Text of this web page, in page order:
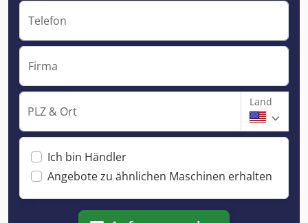
Telefon
Firma
PLZ & Ort
Land
Ich bin Händler
Angebote zu ähnlichen Maschinen erhalten